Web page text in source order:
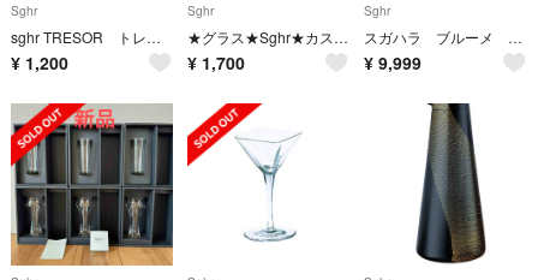
Sghr
sghr TRESOR トレゾー ガラス 小物入れ
¥ 1,200
Sghr
★グラス★Sghr★カスケード★インディゴブルー★
¥ 1,700
Sghr
スガハラ ブルーメ ボウル
¥ 9,999